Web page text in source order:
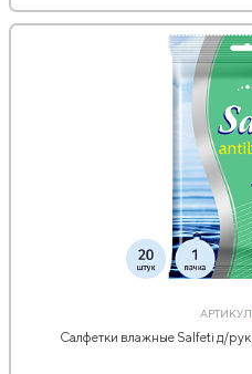
Салфетки влажные Salfeti д/